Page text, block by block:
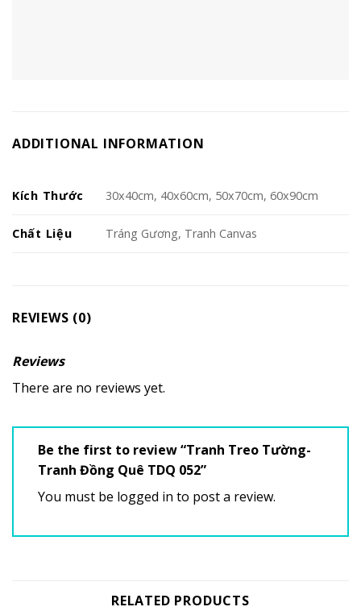
ADDITIONAL INFORMATION
Kích Thước 30x40cm, 40x60cm, 50x70cm, 60x90cm
Chất Liệu Tráng Gương, Tranh Canvas
REVIEWS (0)
Reviews
There are no reviews yet.
Be the first to review “Tranh Treo Tường-
Tranh Đồng Quê TDQ 052”
You must be logged in to post a review.
RELATED PRODUCTS